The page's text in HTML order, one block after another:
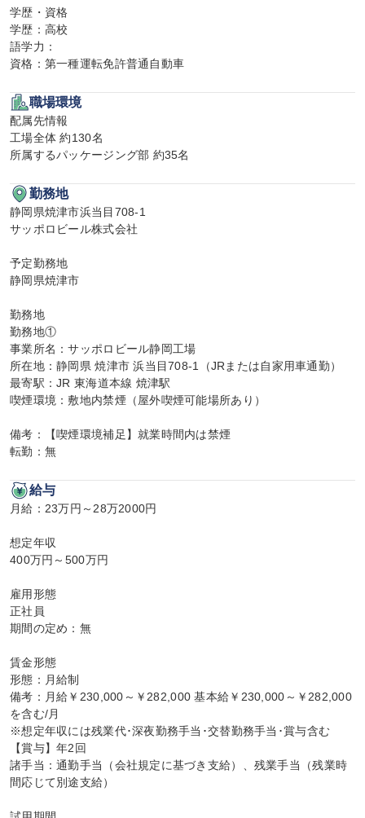
学歴・資格
学歴：高校
語学力：
資格：第一種運転免許普通自動車
職場環境
配属先情報
工場全体 約130名
所属するパッケージング部 約35名
勤務地
静岡県焼津市浜当目708-1
サッポロビール株式会社
予定勤務地
静岡県焼津市
勤務地
勤務地①
事業所名：サッポロビール静岡工場
所在地：静岡県 焼津市 浜当目708-1（JRまたは自家用車通勤）
最寄駅：JR 東海道本線 焼津駅
喫煙環境：敷地内禁煙（屋外喫煙可能場所あり）
備考：【喫煙環境補足】就業時間内は禁煙
転勤：無
給与
月給：23万円～28万2000円
想定年収
400万円～500万円
雇用形態
正社員
期間の定め：無
賃金形態
形態：月給制
備考：月給￥230,000～￥282,000 基本給￥230,000～￥282,000
を含む/月
※想定年収には残業代･深夜勤務手当･交替勤務手当･賞与含む
【賞与】年2回
諸手当：通勤手当（会社規定に基づき支給）、残業手当（残業時
間応じて別途支給）